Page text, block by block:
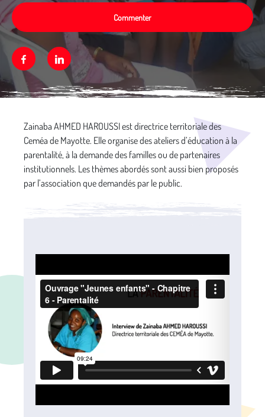
Commenter
FacebookLinkedin
Zainaba AHMED HAROUSSI est directrice territoriale des
Ceméa de Mayotte. Elle organise des ateliers d’éducation à la
parentalité, à la demande des familles ou de partenaires
institutionnels. Les thèmes abordés sont aussi bien proposés
par l’association que demandés par le public.